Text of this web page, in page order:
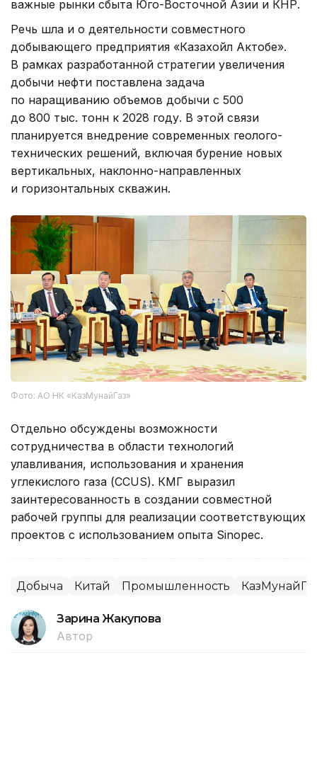
важные рынки сбыта Юго-Восточной Азии и КНР.
Речь шла и о деятельности совместного
добывающего предприятия «Казахойл Актобе».
В рамках разработанной стратегии увеличения
добычи нефти поставлена задача
по наращиванию объемов добычи с 500
до 800 тыс. тонн к 2028 году. В этой связи
планируется внедрение современных геолого-
технических решений, включая бурение новых
вертикальных, наклонно-направленных
и горизонтальных скважин.
Фото: АО НК «КазМунайГаз»
Отдельно обсуждены возможности
сотрудничества в области технологий
улавливания, использования и хранения
углекислого газа (CCUS). КМГ выразил
заинтересованность в создании совместной
рабочей группы для реализации соответствующих
проектов с использованием опыта Sinopec.
Добыча Китай Промышленность
Зарина Жакупова
Автор